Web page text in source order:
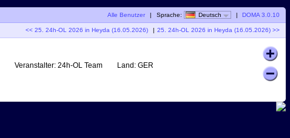
Alle Benutzer | Sprache: Deutsch | DOMA 3.0.10
<< 25. 24h-OL 2026 in Heyda (16.05.2026) 25. 24h-OL 2026 in Heyda (16.05.2026) >>
Veranstalter: 24h-OL Team Land: GER